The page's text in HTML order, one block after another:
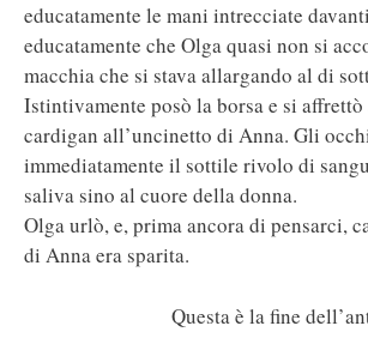
educatamente le mani intrecciate
educatamente che Olga quasi non si
macchia che si stava allargando al di
Istintivamente posò la borsa e si
cardigan all’uncinetto di Anna. Gli
immediatamente il sottile rivolo di
saliva sino al cuore della donna.
Olga urlò, e, prima ancora di pensarci,
di Anna era sparita.
Questa è la fine